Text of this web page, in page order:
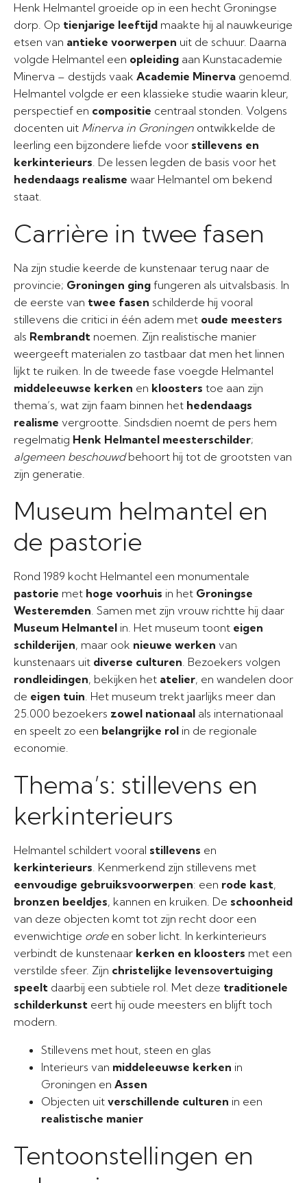
Henk Helmantel groeide op in een hecht Groningse
dorp. Op tienjarige leeftijd maakte hij al nauwkeurige
etsen van antieke voorwerpen uit de schuur. Daarna
volgde Helmantel een opleiding aan Kunstacademie
Minerva – destijds vaak Academie Minerva genoemd.
Helmantel volgde er een klassieke studie waarin kleur,
perspectief en compositie centraal stonden. Volgens
docenten uit Minerva in Groningen ontwikkelde de
leerling een bijzondere liefde voor stillevens en
kerkinterieurs. De lessen legden de basis voor het
hedendaags realisme waar Helmantel om bekend
staat.
Carrière in twee fasen
Na zijn studie keerde de kunstenaar terug naar de
provincie; Groningen ging fungeren als uitvalsbasis. In
de eerste van twee fasen schilderde hij vooral
stillevens die critici in één adem met oude meesters
als Rembrandt noemen. Zijn realistische manier
weergeeft materialen zo tastbaar dat men het linnen
lijkt te ruiken. In de tweede fase voegde Helmantel
middeleeuwse kerken en kloosters toe aan zijn
thema’s, wat zijn faam binnen het hedendaags
realisme vergrootte. Sindsdien noemt de pers hem
regelmatig Henk Helmantel meesterschilder;
algemeen beschouwdbehoort hij tot de grootsten van
zijn generatie.
Museum helmantel en
de pastorie
Rond 1989 kocht Helmantel een monumentale
pastorie met hoge voorhuis in het Groningse
Westeremden. Samen met zijn vrouw richtte hij daar
Museum Helmantel in. Het museum toont eigen
schilderijen, maar ook nieuwe werken van
kunstenaars uit diverse culturen. Bezoekers volgen
rondleidingen, bekijken het atelier, en wandelen door
de eigen tuin. Het museum trekt jaarlijks meer dan
25.000 bezoekers zowel nationaal als internationaal
en speelt zo een belangrijke rol in de regionale
economie.
Thema’s: stillevens en
kerkinterieurs
Helmantel schildert vooral stillevens en
kerkinterieurs. Kenmerkend zijn stillevens met
eenvoudige gebruiksvoorwerpen: een rode kast,
bronzen beeldjes, kannen en kruiken. De schoonheid
van deze objecten komt tot zijn recht door een
evenwichtige ordeen sober licht. In kerkinterieurs
verbindt de kunstenaar kerken en kloosters met een
verstilde sfeer. Zijn christelijke levensovertuiging
speelt daarbij een subtiele rol. Met deze traditionele
schilderkunst eert hij oude meesters en blijft toch
modern.
Stillevens met hout, steen en glas
Interieurs van middeleeuwse kerken in
Groningen en Assen
Objecten uit verschillende culturen in een
realistische manier
Tentoonstellingen en